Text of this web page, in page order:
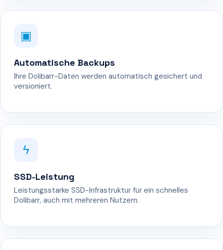
▣
Automatische Backups
Ihre Dolibarr-Daten werden automatisch gesichert und
versioniert.
ϟ
SSD-Leistung
Leistungsstarke SSD-Infrastruktur für ein schnelles
Dolibarr, auch mit mehreren Nutzern.